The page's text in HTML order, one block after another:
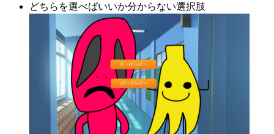
どちらを選べばいいか分からない選択肢